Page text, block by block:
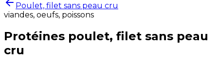
Poulet, filet sans peau cru
viandes, oeufs, poissons
Protéines poulet, filet sans peau
cru